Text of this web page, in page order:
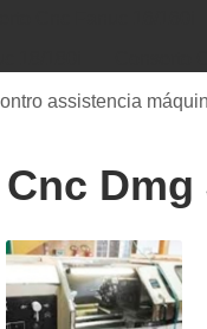
31/310i
Conserto
802dsl
Conserto
Sistems 3
Conserto
assistencia